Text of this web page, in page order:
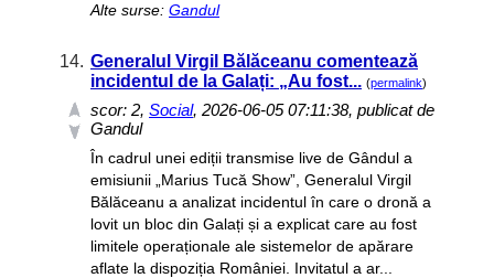
Alte surse: Gandul
14. Generalul Virgil Bălăceanu comentează
incidentul de la Galați: „Au fost... (permalink)
scor: 2, Social, 2026-06-05 07:11:38, publicat de
Gandul
În cadrul unei ediții transmise live de Gândul a
emisiunii „Marius Tucă Show”, Generalul Virgil
Bălăceanu a analizat incidentul în care o dronă a
lovit un bloc din Galați și a explicat care au fost
limitele operaționale ale sistemelor de apărare
aflate la dispoziția României. Invitatul a ar...